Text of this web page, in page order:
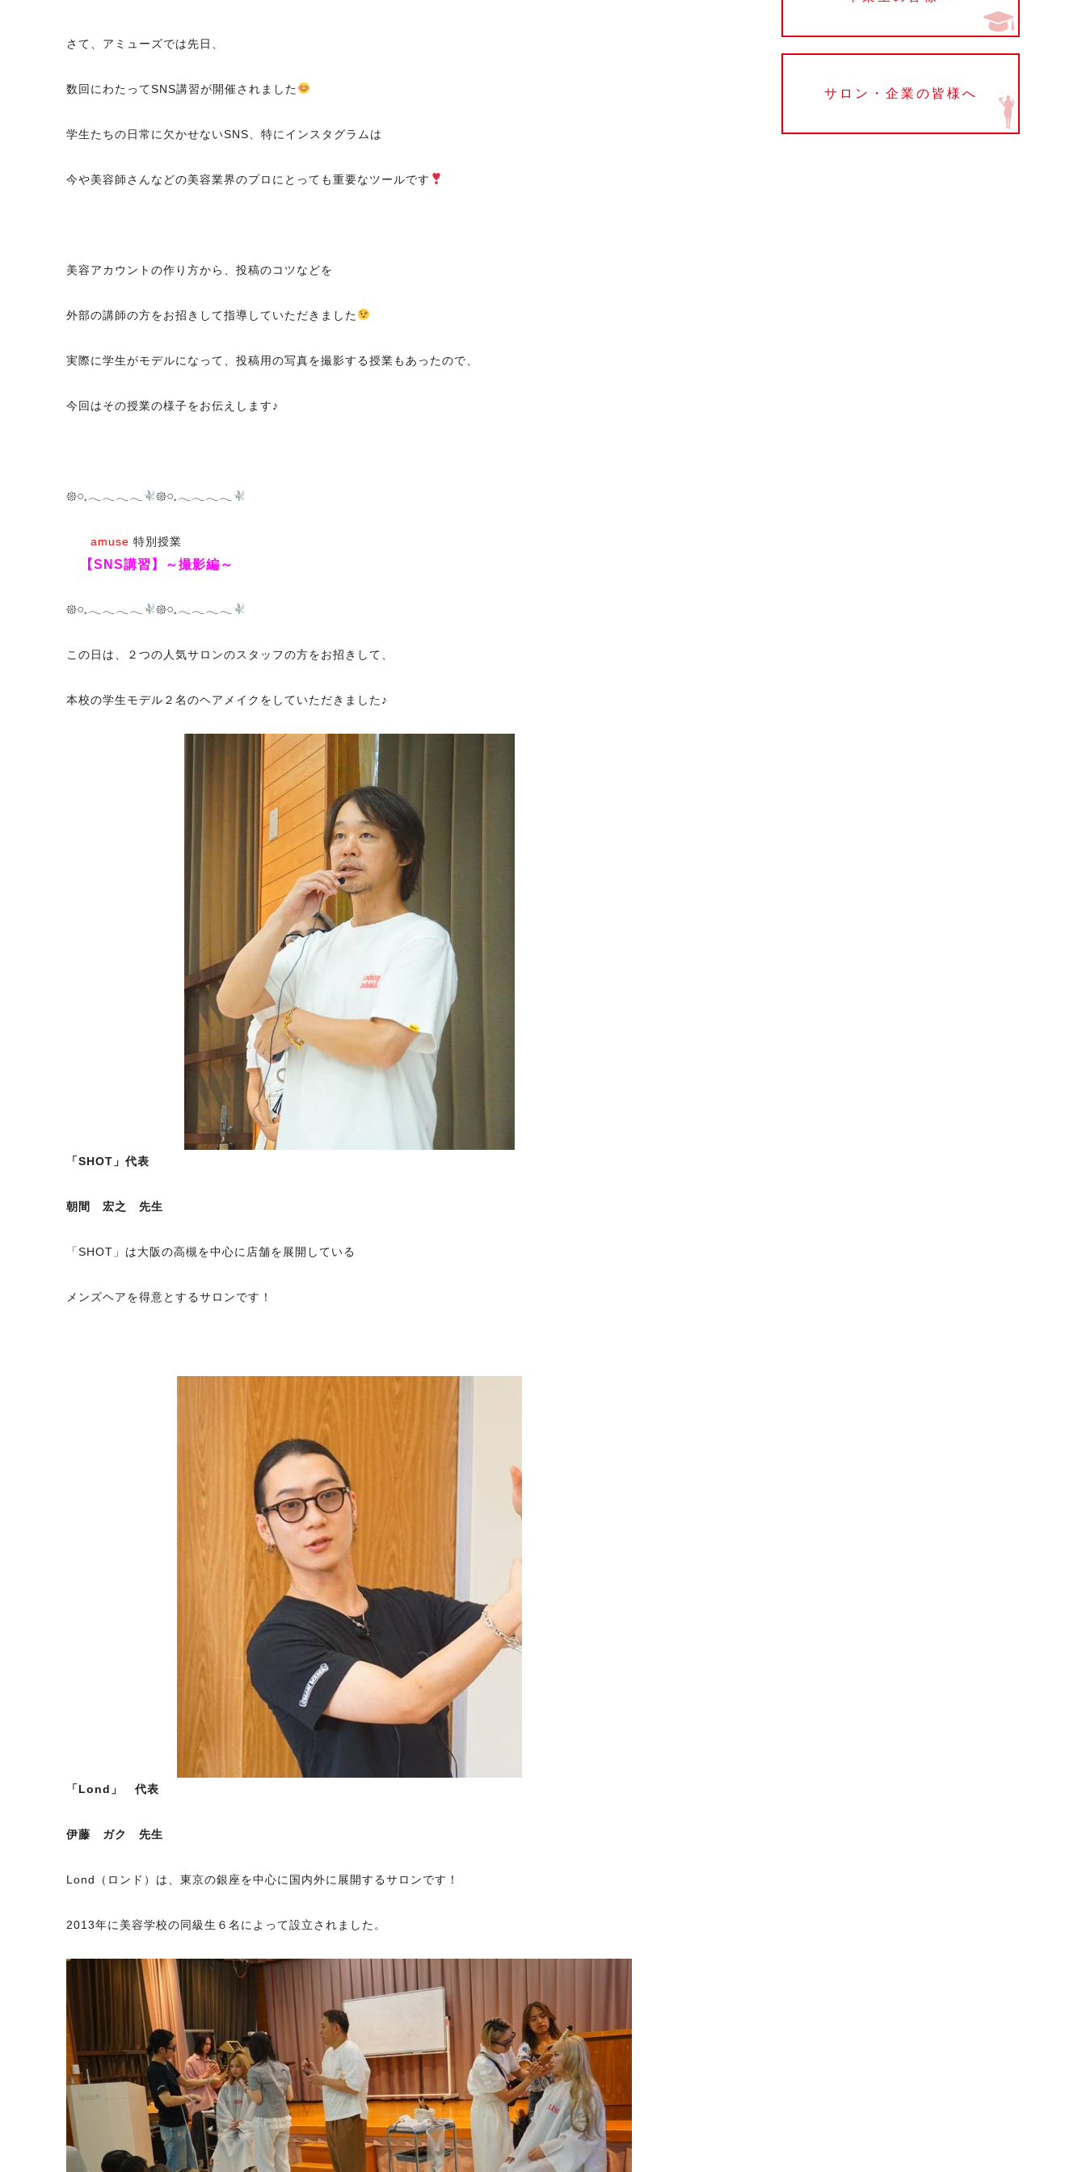
さて、アミューズでは先日、
数回にわたってSNS講習が開催されました
学生たちの日常に欠かせないSNS、特にインスタグラムは
今や美容師さんなどの美容業界のプロにとっても重要なツールです
美容アカウントの作り方から、投稿のコツなどを
外部の講師の方をお招きして指導していただきました
実際に学生がモデルになって、投稿用の写真を撮影する授業もあったので、
今回はその授業の様子をお伝えします♪
𑁍𓏸𓈒𓂃𓂃𓂃𓂃 𑁍𓏸𓈒𓂃𓂃𓂃𓂃
amuse 特別授業
【SNS講習 】～撮影編～
𑁍𓏸𓈒𓂃𓂃𓂃𓂃 𑁍𓏸𓈒𓂃𓂃𓂃𓂃
この日は、２つの人気サロンのスタッフの方をお招きして、
本校の学生モデル２名のヘアメイクをしていただきました♪
「SHOT」代表
朝間 宏之 先生
「SHOT」は大阪の高槻を中心に店舗を展開している
メンズヘアを得意とするサロンです！
「Lond」 代表
伊藤 ガク 先生
Lond（ロンド）は、東京の銀座を中心に国内外に展開するサロンです！
2013年に美容学校の同級生６名によって設立されました。
サロン・企業の皆様へ